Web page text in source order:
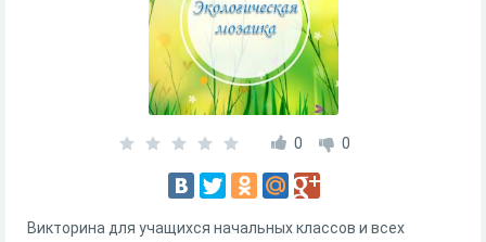
0 0
Викторина для учащихся начальных классов и всех